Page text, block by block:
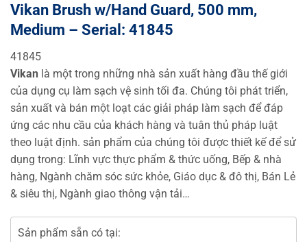
Vikan Brush w/Hand Guard, 500 mm,
Medium – Serial: 41845
41845
Vikan là một trong những nhà sản xuất hàng đầu thế giới
của dụng cụ làm sạch vệ sinh tối đa. Chúng tôi phát triển,
sản xuất và bán một loạt các giải pháp làm sạch để đáp
ứng các nhu cầu của khách hàng và tuân thủ pháp luật
theo luật định. sản phẩm của chúng tôi được thiết kế để sử
dụng trong: Lĩnh vực thực phẩm & thức uống, Bếp & nhà
hàng, Ngành chăm sóc sức khỏe, Giáo dục & đô thị, Bán Lẻ
& siêu thị, Ngành giao thông vận tải…
Sản phẩm sẵn có tại: